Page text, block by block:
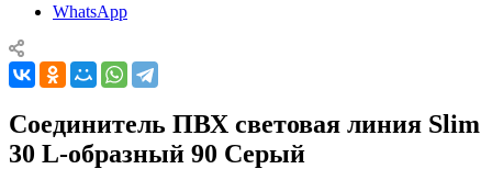
WhatsApp
Соединитель ПВХ световая линия Slim
30 L-образный 90 Серый